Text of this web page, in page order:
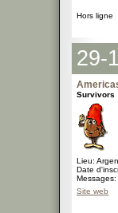
Hors ligne
29-
Survivors
Lieu:
Date
Messages:
Site web